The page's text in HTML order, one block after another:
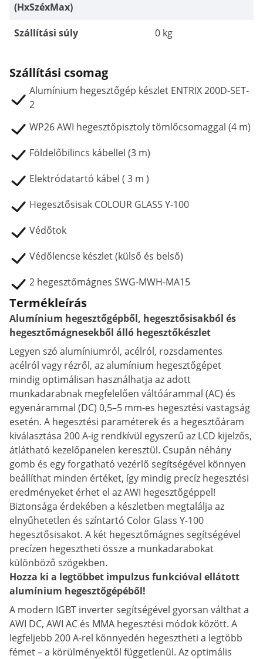
(HxSzéxMax)
Szállítási súly 0 kg
Szállítási csomag
Alumínium hegesztőgép készlet ENTRIX 200D-SET-
2
WP26 AWI hegesztőpisztoly tömlőcsomaggal (4 m)
Földelőbilincs kábellel (3 m)
Elektródatartó kábel ( 3 m )
Hegesztősisak COLOUR GLASS Y-100
Védőtok
Védőlencse készlet (külső és belső)
2 hegesztőmágnes SWG-MWH-MA15
Termékleírás
Alumínium hegesztőgépből, hegesztősisakból és
hegesztőmágnesekből álló hegesztőkészlet
Legyen szó alumíniumról, acélról, rozsdamentes
acélról vagy rézről, az alumínium hegesztőgépet
mindig optimálisan használhatja az adott
munkadarabnak megfelelően váltóárammal (AC) és
egyenárammal (DC) 0,5–5 mm-es hegesztési vastagság
esetén. A hegesztési paraméterek és a hegesztőáram
kiválasztása 200 A-ig rendkívül egyszerű az LCD kijelzős,
átlátható kezelőpanelen keresztül. Csupán néhány
gomb és egy forgatható vezérlő segítségével könnyen
beállíthat minden értéket, így mindig precíz hegesztési
eredményeket érhet el az AWI hegesztőgéppel!
Biztonsága érdekében a készletben megtalálja az
elnyűhetetlen és színtartó Color Glass Y-100
hegesztősisakot. A két hegesztőmágnes segítségével
precízen hegesztheti össze a munkadarabokat
különböző szögekben.
Hozza ki a legtöbbet impulzus funkcióval ellátott
alumínium hegesztőgépéből!
A modern IGBT inverter segítségével gyorsan válthat a
AWI DC, AWI AC és MMA hegesztési módok között. A
legfeljebb 200 A-rel könnyedén hegesztheti a legtöbb
fémet – a körülményektől függetlenül. Az optimális